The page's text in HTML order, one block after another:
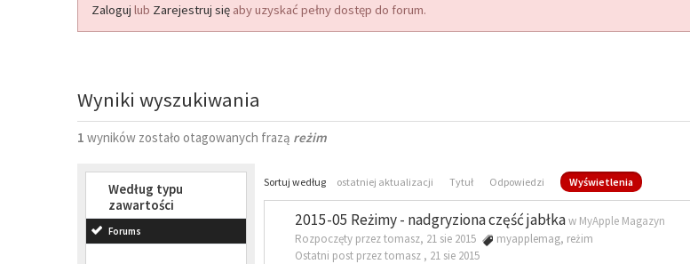
Zaloguj lub Zarejestruj się aby uzyskać pełny dostęp do forum.
Wyniki wyszukiwania
1 wyników zostało otagowanych frazą reżim
Według typu
zawartości
Forums
Sortuj według ostatniej aktualizacji Tytuł Odpowiedzi Wyświetlenia
2015-05 Reżimy - nadgryziona część jabłkaw MyApple Magazyn
Rozpoczęty przez tomasz, 21 sie 2015
myapplemag, reżim
Ostatni post przez tomasz , 21 sie 2015